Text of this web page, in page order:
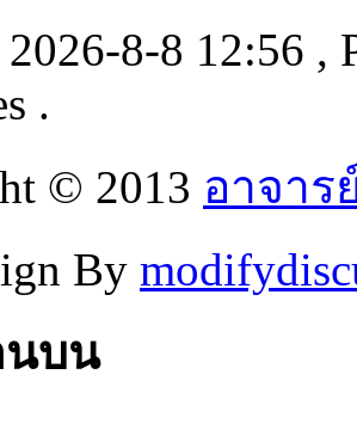
8-8 12:56 ,
.
© 2013 อาจาร
By
บน